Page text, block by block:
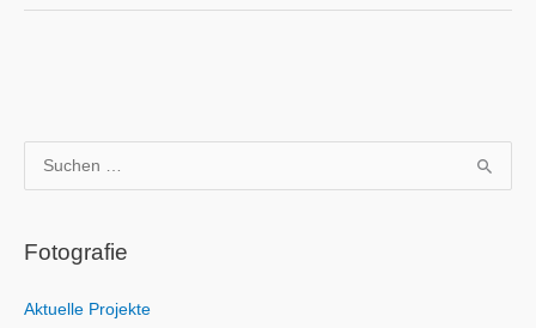
u
h
n
Fotografie
Aktuelle Projekte